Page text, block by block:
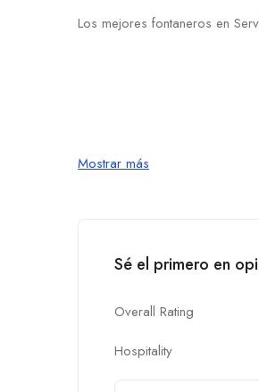
Los mejores fontaneros en
Mostrar más
Sé el primero en
Overall Rating
Hospitality